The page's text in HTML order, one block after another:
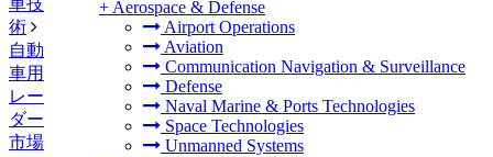
+ Aerospace & Defense
Airport Operations
Aviation
Communication Navigation & Surveillance
Defense
Naval Marine & Ports Technologies
Space Technologies
Unmanned Systems
車技
術
自動
車用
レー
ダー
市場